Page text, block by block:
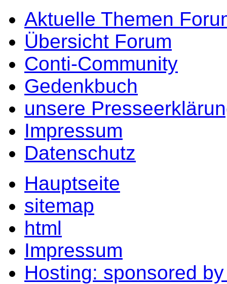
Aktuelle Themen
Übersicht Forum
Conti-Community
Gedenkbuch
unsere
Impressum
Datenschutz
Hauptseite
sitemap
html
Impressum
Hosting: sponsored